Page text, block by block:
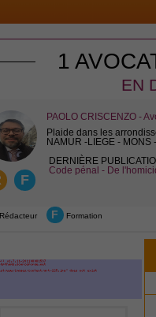
1
EN
F
PAOLO CRISCENZO -
Plaide dans les
NAMUR -LIEGE - MONS
DERNIÈRE
Code pénal - De
F Formation